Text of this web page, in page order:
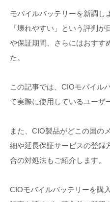
モバイルバッテリーを新調し
「壊れやすい」という評判
や保証期間、さらにはおすす
た。
この記事では、CIOモバイル
て実際に使用しているユーザ
また、CIO製品がどこの国の
細や延長保証サービスの登録
合の対処法もご紹介します。
CIOモバイルバッテリーを購